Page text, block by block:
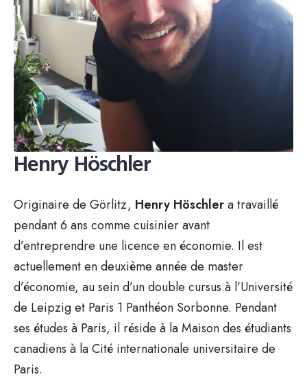
Henry Höschler
Originaire de Görlitz, Henry Höschlera travaillé
pendant 6 ans comme cuisinier avant
d’entreprendre une licence en économie. Il est
actuellement en deuxième année de master
d’économie, au sein d’un double cursus à l’Université
de Leipzig et Paris 1 Panthéon Sorbonne. Pendant
ses études à Paris, il réside à la Maison des étudiants
canadiens à la Cité internationale universitaire de
Paris.